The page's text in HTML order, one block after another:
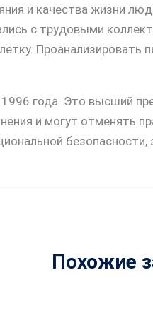
и качества жизни
с трудовыми
года. Это высший
и могут отменять
безопасности,
Похожие